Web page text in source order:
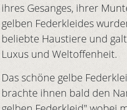
ihres Gesanges, ihrer
gelben Federkleides
beliebte Haustiere und
Luxus und Weltoffenheit.
Das schöne gelbe
brachte ihnen bald den